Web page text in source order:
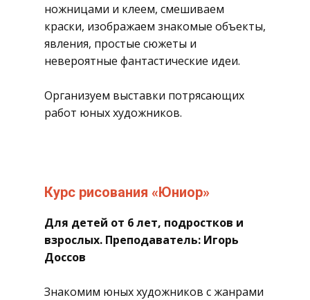
ножницами и клеем, смешиваем
краски, изображаем знакомые объекты,
явления, простые сюжеты и
невероятные фантастические идеи.
Организуем выставки потрясающих
работ юных художников.
​​Курс рисования «Юниор»
Для детей от 6 лет, подростков и
взрослых. Преподаватель: Игорь
Доссов
​Знакомим юных художников с жанрами